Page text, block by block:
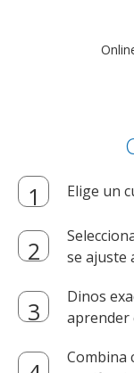
Elige un
se ajuste
Dinos
aprender
Combina